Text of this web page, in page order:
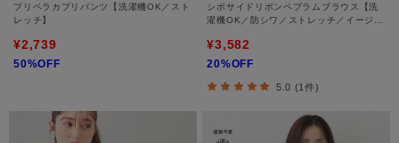
プリペラカプリパンツ【洗濯機OK／スト
レッチ】
¥2,739
50%OFF
シボサイドリボンペプラムブラウス【洗
濯機OK／防シワ／ストレッチ／イージー
¥3,582
20%OFF
5.0 (1件)